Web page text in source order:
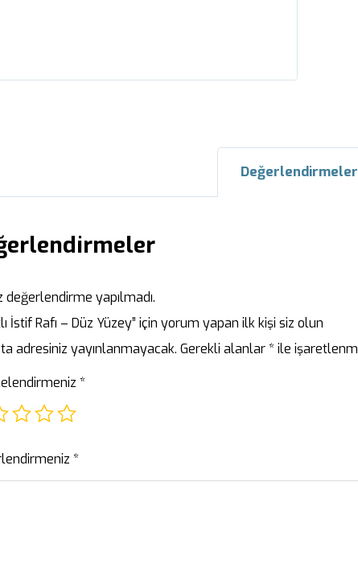
Değerlendirmeler
değerlendirme yapılmadı.
İstif Rafı – Düz Yüzey” için yorum yapan ilk kişi siz olun
adresiniz yayınlanmayacak. Gerekli alanlar*ile
*
*